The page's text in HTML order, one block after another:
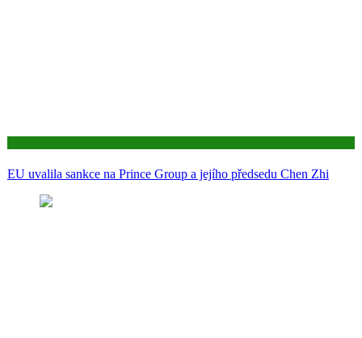
EU uvalila sankce na Prince Group a jejího předsedu Chen Zhi